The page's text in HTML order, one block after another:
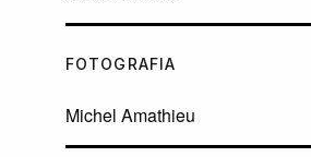
FOTOGRAFIA
Michel Amathieu